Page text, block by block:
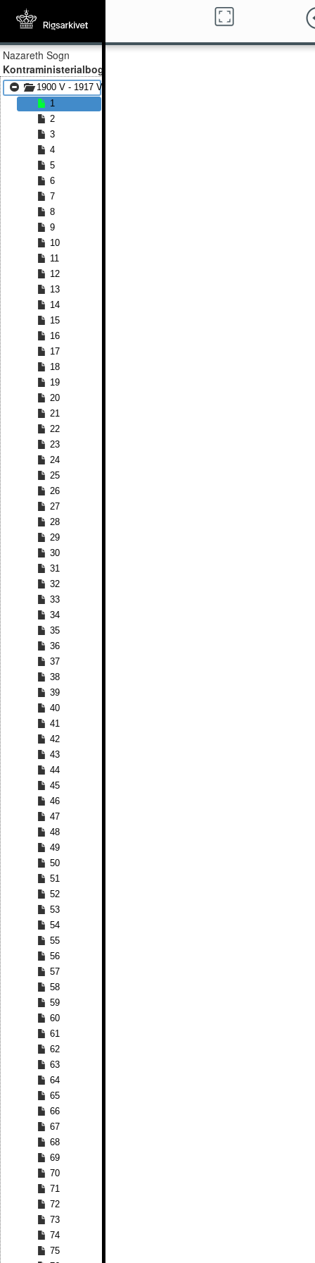
Nazareth Sogn
Kontraministerialbog
1900 V - 1917 V
1
2
3
4
5
6
7
8
9
10
11
12
13
14
15
16
17
18
19
20
21
22
23
24
25
26
27
28
29
30
31
32
33
34
35
36
37
38
39
40
41
42
43
44
45
46
47
48
49
50
51
52
53
54
55
56
57
58
59
60
61
62
63
64
65
66
67
68
69
70
71
72
73
74
75